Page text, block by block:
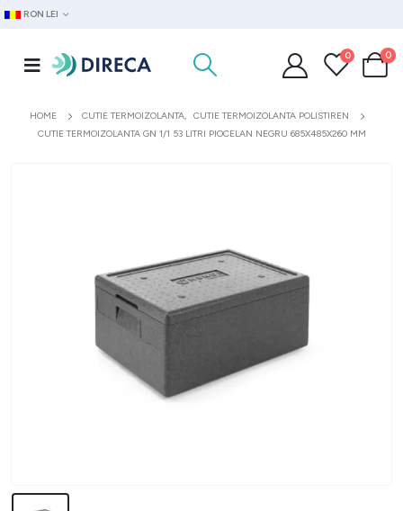
RON LEI
0 0
HOME CUTIE TERMOIZOLANTA,
CUTIE TERMOIZOLANTA POLISTIREN
CUTIE TERMOIZOLANTA GN 1/1 53 LITRI PIOCELAN NEGRU 685X485X260 MM